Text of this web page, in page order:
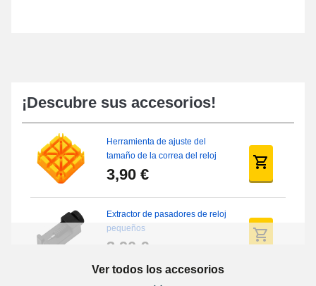
¡Descubre sus accesorios!
Herramienta de ajuste del
tamaño de la correa del reloj
3,90 €
Extractor de pasadores de reloj
pequeños
3,90 €
Ver todos los accesorios